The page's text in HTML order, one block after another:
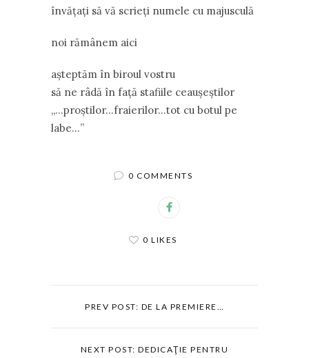
învăţaţi să vă scrieţi numele cu majusculă
noi rămânem aici
aşteptăm în biroul vostru
să ne râdă în faţă stafiile ceauşeştilor
,,…proştilor…fraierilor…tot cu botul pe
labe…’’
0 COMMENTS
0 LIKES
PREV POST: DE LA PREMIERE…
NEXT POST: DEDICAŢIE PENTRU